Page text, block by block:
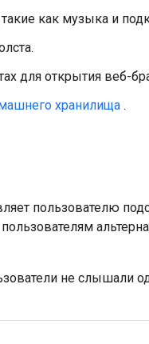
как музыка и
для открытия веб-
хранилища .
пользователю
не слышали